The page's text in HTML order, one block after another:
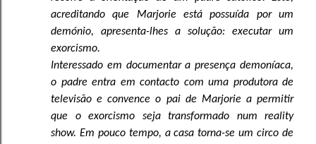
acreditando que Marjorie está possuída por um
demónio, apresenta-lhes a solução: executar um
exorcismo.
Interessado em documentar a presença demoníaca,
o padre entra em contacto com uma produtora de
televisão e convence o pai de Marjorie a permitir
que o exorcismo seja transformado num reality
show. Em pouco tempo, a casa torna-se um circo de